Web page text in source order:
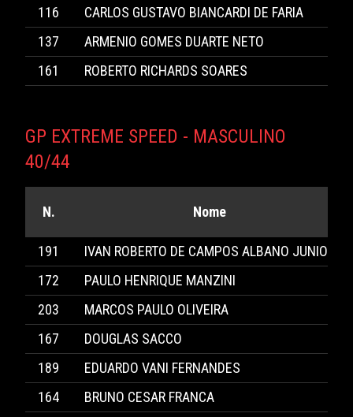
116
CARLOS GUSTAVO BIANCARDI DE FARIA
137
ARMENIO GOMES DUARTE NETO
161
ROBERTO RICHARDS SOARES
GP EXTREME SPEED - MASCULINO
40/44
N. Nome
191
IVAN ROBERTO DE CAMPOS ALBANO JUNIOR
172
PAULO HENRIQUE MANZINI
203
MARCOS PAULO OLIVEIRA
167
DOUGLAS SACCO
189
EDUARDO VANI FERNANDES
164
BRUNO CESAR FRANCA